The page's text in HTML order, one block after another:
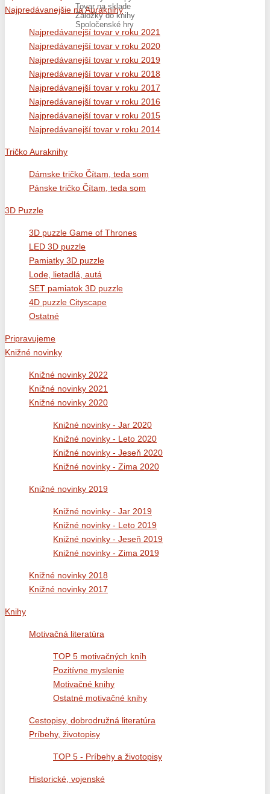
Tovar na sklade
Záložky do knihy
Spoločenské hry
Najpredávanejšie na Auraknihy
Najpredávanejší tovar v roku 2021
Najpredávanejší tovar v roku 2020
Najpredávanejší tovar v roku 2019
Najpredávanejší tovar v roku 2018
Najpredávanejší tovar v roku 2017
Najpredávanejší tovar v roku 2016
Najpredávanejší tovar v roku 2015
Najpredávanejší tovar v roku 2014
Tričko Auraknihy
Dámske tričko Čítam, teda som
Pánske tričko Čítam, teda som
3D Puzzle
3D puzzle Game of Thrones
LED 3D puzzle
Pamiatky 3D puzzle
Lode, lietadlá, autá
SET pamiatok 3D puzzle
4D puzzle Cityscape
Ostatné
Pripravujeme
Knižné novinky
Knižné novinky 2022
Knižné novinky 2021
Knižné novinky 2020
Knižné novinky - Jar 2020
Knižné novinky - Leto 2020
Knižné novinky - Jeseň 2020
Knižné novinky - Zima 2020
Knižné novinky 2019
Knižné novinky - Jar 2019
Knižné novinky - Leto 2019
Knižné novinky - Jeseň 2019
Knižné novinky - Zima 2019
Knižné novinky 2018
Knižné novinky 2017
Knihy
Motivačná literatúra
TOP 5 motivačných kníh
Pozitívne myslenie
Motivačné knihy
Ostatné motivačné knihy
Cestopisy, dobrodružná literatúra
Príbehy, životopisy
TOP 5 - Príbehy a životopisy
Historické, vojenské